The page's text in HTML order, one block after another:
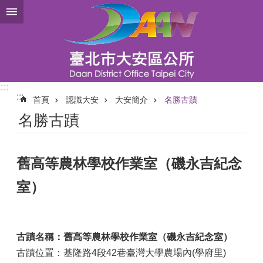
跳到主要內容區塊
:::
:::
首頁 認識大安 大安簡介 名勝古蹟
名勝古蹟
舊高等農林學校作業室（磯永吉紀念
室）
古蹟名稱：舊高等農林學校作業室（磯永吉紀念室）
古蹟位置： 基隆路4段42巷臺灣大學農場內(學府里)